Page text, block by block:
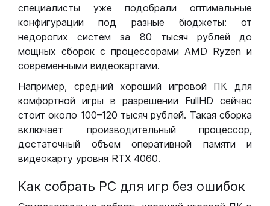
специалисты уже подобрали оптимальные
конфигурации под разные бюджеты: от
недорогих систем за 80 тысяч рублей до
мощных сборок с процессорами AMD Ryzen и
современными видеокартами.
Например, средний хороший игровой ПК для
комфортной игры в разрешении FullHD сейчас
стоит около 100–120 тысяч рублей. Такая сборка
включает производительный процессор,
достаточный объем оперативной памяти и
видеокарту уровня RTX 4060.
Как собрать РС для игр без ошибок